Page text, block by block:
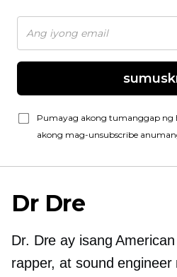
Pumayag akong tumanggap ng
akong mag-unsubscribe
Dr Dre
Dr. Dre ay isang
rapper, at sound engineer